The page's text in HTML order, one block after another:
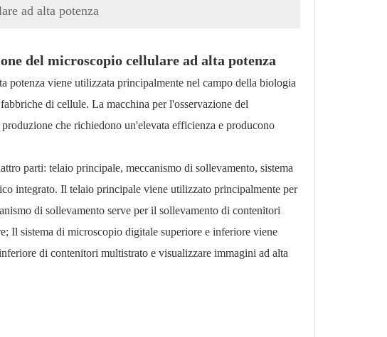
ad alta potenza
del microscopio cellulare ad alta potenza
potenza viene utilizzata principalmente nel campo della biologia
di cellule. La macchina per l'osservazione del
che richiedono un'elevata efficienza e producono
parti: telaio principale, meccanismo di sollevamento, sistema
integrato. Il telaio principale viene utilizzato principalmente per
di sollevamento serve per il sollevamento di contenitori
Il sistema di microscopio digitale superiore e inferiore viene
di contenitori multistrato e visualizzare immagini ad alta